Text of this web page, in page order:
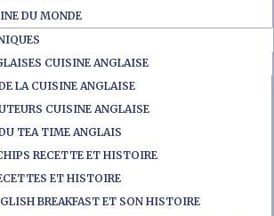
DU MONDE
CUISINE ANGLAISE
LA CUISINE ANGLAISE
CUISINE ANGLAISE
TEA TIME ANGLAIS
RECETTE ET HISTOIRE
ET HISTOIRE
BREAKFAST ET SON HISTOIRE